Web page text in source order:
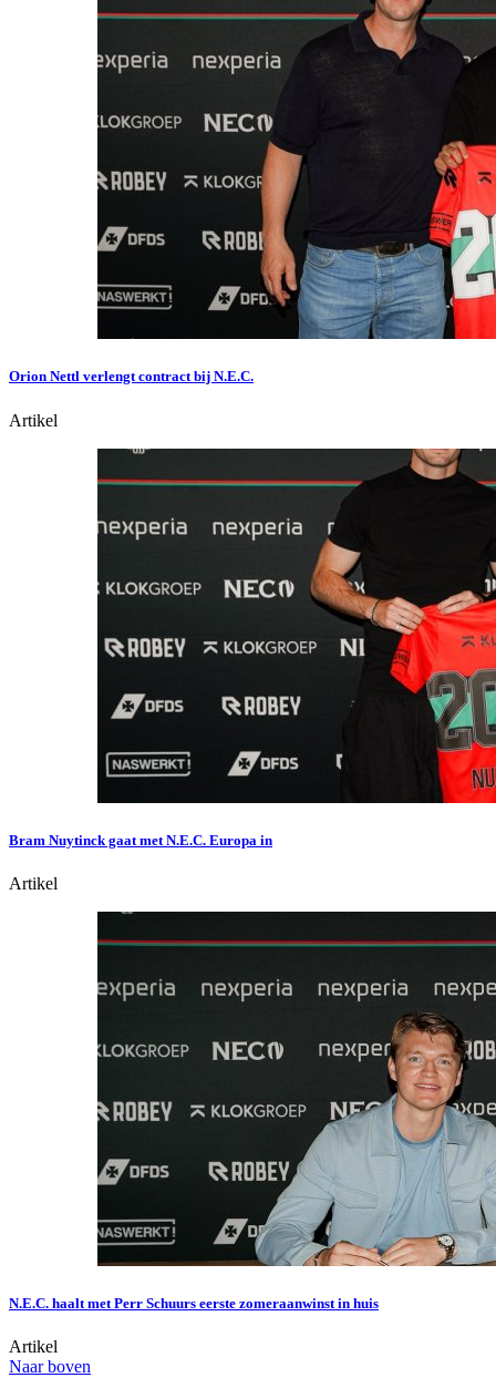
Orion Nettl verlengt contract bij N.E.C.
Artikel
Bram Nuytinck gaat met N.E.C. Europa in
Artikel
N.E.C. haalt met Perr Schuurs eerste zomeraanwinst in huis
Artikel
Naar boven